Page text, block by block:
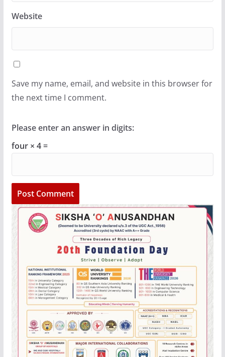
Website
Save my name, email, and website in this browser for
the next time I comment.
Please enter an answer in digits:
four × 4 =